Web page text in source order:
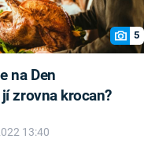
5
na Den
zrovna krocan?
13:40